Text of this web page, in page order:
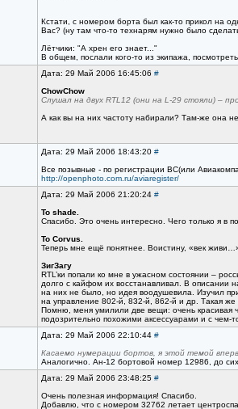
Кстати, с номером борта был как-то прикол на
Вас? (ну там что-то технарям нужно было
Лётчики: "А хрен его знает..."
В общем, послали кого-то из экипажа,
Дата: 29 Май 2006 16:45:06 #
ChowChow
Слушал на двух RTL12 (они на L-29 стояли) –
А как вы на них частоту набирали? Там-же она
Дата: 29 Май 2006 18:43:20 #
Все позывные - по регистрации ВС(или
http://openphoto.com.ru/aviaregister/
Дата: 29 Май 2006 21:20:24 #
To shade.
Спасибо. Это очень интересно. Чего только я в
To Corvus.
Теперь мне ещё понятнее. Воистину, «век
ЗигЗагу
RTL’ки попали ко мне в ужасном состоянии –
долго с кайфом их восстанавливал. В описании
на них не было, но идея воодушевила. Изучил
на управление 802-й, 832-й, 862-й и др. Такая
Помню, меня умилили две вещи: очень красивая
подозрительно похожими аксессуарами и с чем-
Дата: 29 Май 2006 22:10:44 #
Касаемо нумерации бортов, я этой темой
Аналогично. Ан-12 бортовой номер 12986, до
Дата: 29 Май 2006 23:48:25 #
Очень полезная информация! Спасибо.
Добавлю, что с номером 32762 летает